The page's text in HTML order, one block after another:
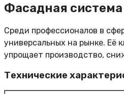
Фасадная система
Среди профессионалов в
универсальных на рынке. Её
упрощает производство,
Технические